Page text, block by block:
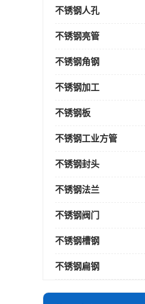
不锈钢人孔
不锈钢亮管
不锈钢角钢
不锈钢加工
不锈钢板
不锈钢工业方管
不锈钢封头
不锈钢法兰
不锈钢阀门
不锈钢槽钢
不锈钢扁钢